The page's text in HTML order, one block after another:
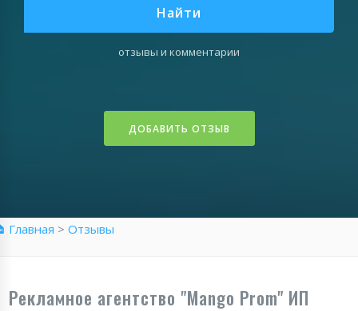
Найти
отзывы и комментарии
ДОБАВИТЬ ОТЗЫВ
Главная > Отзывы
Рекламное агентство "Mango Prom" ИП